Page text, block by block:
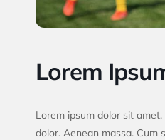
Lorem
Lorem ipsum dolor sit
dolor. Aenean massa. Cum